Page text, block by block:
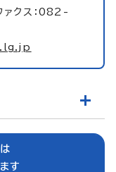
クス：082-
す